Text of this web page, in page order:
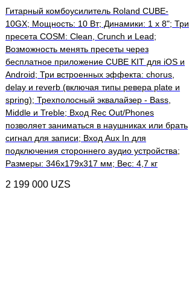
Гитарный комбоусилитель Roland CUBE-
10GX; Мощность: 10 Вт; Динамики: 1 х 8"; Три
пресета COSM: Clean, Crunch и Lead;
Возможность менять пресеты через
бесплатное приложение CUBE KIT для iOS и
Android; Три встроенных эффекта: chorus,
delay и reverb (включая типы ревера plate и
spring); Трехполосный эквалайзер - Bass,
Middle и Treble; Вход Rec Out/Phones
позволяет заниматься в наушниках или брать
сигнал для записи; Вход Aux In для
подключения стороннего аудио устройства;
Размеры: 346х179х317 мм; Вес: 4,7 кг
2 199 000 UZS